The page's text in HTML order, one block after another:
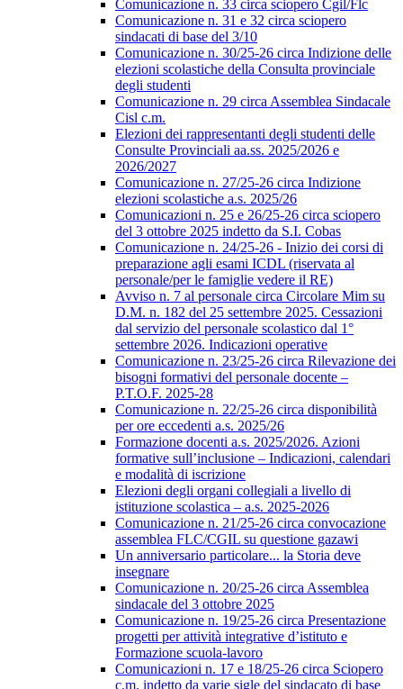
Comunicazione n. 33 circa sciopero Cgil/Flc
Comunicazione n. 31 e 32 circa sciopero
sindacati di base del 3/10
Comunicazione n. 30/25-26 circa Indizione delle
elezioni scolastiche della Consulta provinciale
degli studenti
Comunicazione n. 29 circa Assemblea Sindacale
Cisl c.m.
Elezioni dei rappresentanti degli studenti delle
Consulte Provinciali aa.ss. 2025/2026 e
2026/2027
Comunicazione n. 27/25-26 circa Indizione
elezioni scolastiche a.s. 2025/26
Comunicazioni n. 25 e 26/25-26 circa sciopero
del 3 ottobre 2025 indetto da S.I. Cobas
Comunicazione n. 24/25-26 - Inizio dei corsi di
preparazione agli esami ICDL (riservata al
personale/per le famiglie vedere il RE)
Avviso n. 7 al personale circa Circolare Mim su
D.M. n. 182 del 25 settembre 2025. Cessazioni
dal servizio del personale scolastico dal 1°
settembre 2026. Indicazioni operative
Comunicazione n. 23/25-26 circa Rilevazione dei
bisogni formativi del personale docente –
P.T.O.F. 2025-28
Comunicazione n. 22/25-26 circa disponibilità
per ore eccedenti a.s. 2025/26
Formazione docenti a.s. 2025/2026. Azioni
formative sull’inclusione – Indicazioni, calendari
e modalità di iscrizione
Elezioni degli organi collegiali a livello di
istituzione scolastica – a.s. 2025-2026
Comunicazione n. 21/25-26 circa convocazione
assemblea FLC/CGIL su questione gazawi
Un anniversario particolare... la Storia deve
insegnare
Comunicazione n. 20/25-26 circa Assemblea
sindacale del 3 ottobre 2025
Comunicazione n. 19/25-26 circa Presentazione
progetti per attività integrative d’istituto e
Formazione scuola-lavoro
Comunicazioni n. 17 e 18/25-26 circa Sciopero
c.m. indetto da varie sigle del sindacato di base